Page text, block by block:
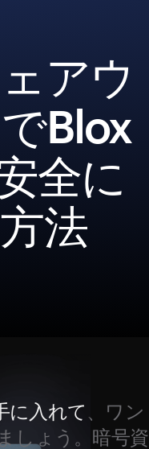
アウ
Blox
全に
法
に入れて、ワン
しょう。暗号資